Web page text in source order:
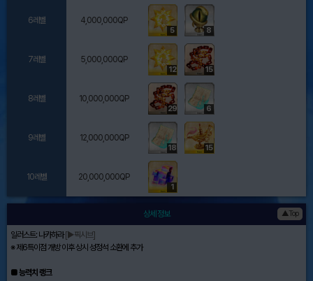
6레벨 4,000,000QP
5 8
7레벨 5,000,000QP
12 15
8레벨 10,000,000QP
29 6
9레벨 12,000,000QP
18 15
10레벨 20,000,000QP
1
상세 정보 ▲Top
일러스트: 나카하라[▶픽시브]
※ 제6특이점 개방 이후 상시 성정석 소환에 추가
■ 능력치 랭크